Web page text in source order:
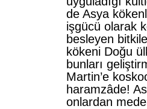
de Asya
işgücü olarak
besleyen
kökeni Doğu
bunları
Martin’e
haramzâde!
onlardan